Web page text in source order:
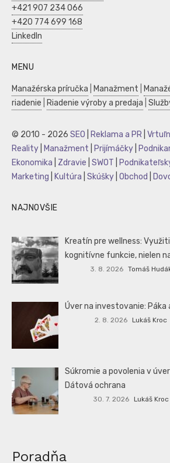
+421 907 234 066
+420 774 699 168
LinkedIn
MENU
Manažérska príručka Manažment
riadenie
Riadenie výroby a predaja
© 2010 - 2026 SEO Reklama a PR
Reality
Manažment Prijímáčky
Ekonomika
Zdravie SWOT
Marketing
Kultúra Skúšky Obchod
NAJNOVŠIE
Kreatín pre wellness:
kognitívne funkcie, nielen
3. 8. 2026 Tomáš
Úver na investovanie: Páka
2. 8. 2026 Lukáš Kroc
Súkromie a povolenia v
Dátová ochrana
30. 7. 2026 Lukáš Kroc
Poradňa